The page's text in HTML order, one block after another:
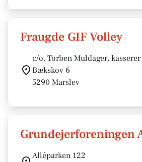
Fraugde GIF Volley
c/o. Torben Muldager, kasserer
Bækskov 6
5290 Marslev
Grundejerforeningen
Alléparken 122